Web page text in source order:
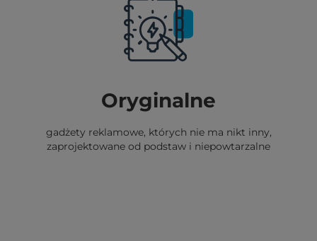
Oryginalne
gadżety reklamowe, których nie ma nikt inny,
zaprojektowane od podstaw i niepowtarzalne